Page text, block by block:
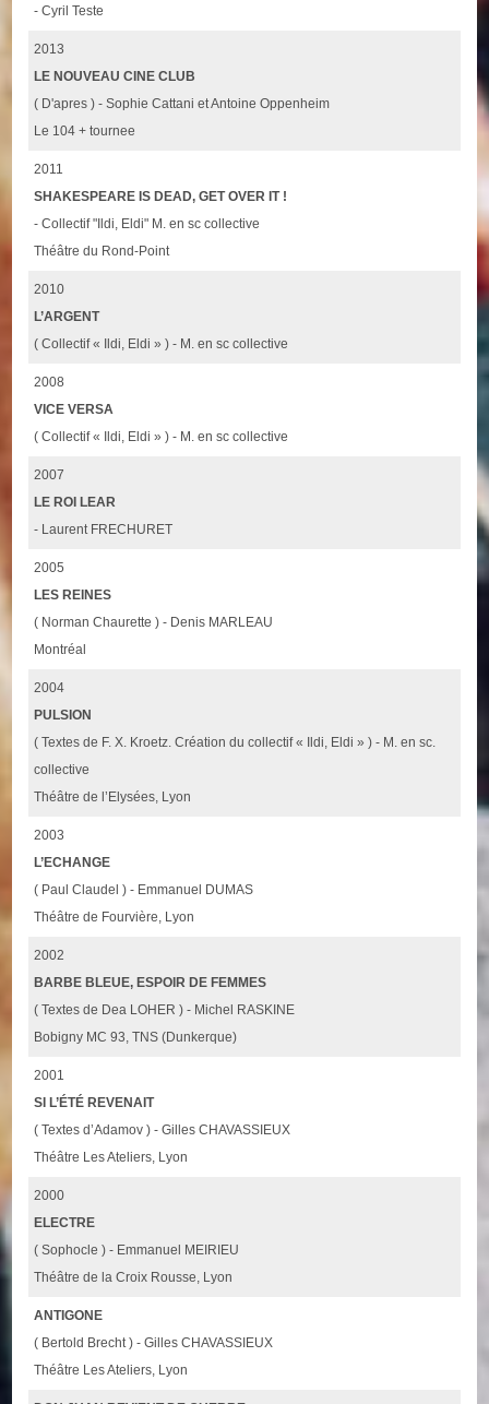
- Cyril Teste
2013
LE NOUVEAU CINE CLUB
( D'apres ) - Sophie Cattani et Antoine Oppenheim
Le 104 + tournee
2011
SHAKESPEARE IS DEAD, GET OVER IT !
- Collectif "Ildi, Eldi" M. en sc collective
Théâtre du Rond-Point
2010
L’ARGENT
( Collectif « Ildi, Eldi » ) - M. en sc collective
2008
VICE VERSA
( Collectif « Ildi, Eldi » ) - M. en sc collective
2007
LE ROI LEAR
- Laurent FRECHURET
2005
LES REINES
( Norman Chaurette ) - Denis MARLEAU
Montréal
2004
PULSION
( Textes de F. X. Kroetz. Création du collectif « Ildi, Eldi » ) - M. en sc.
collective
Théâtre de l’Elysées, Lyon
2003
L’ECHANGE
( Paul Claudel ) - Emmanuel DUMAS
Théâtre de Fourvière, Lyon
2002
BARBE BLEUE, ESPOIR DE FEMMES
( Textes de Dea LOHER ) - Michel RASKINE
Bobigny MC 93, TNS (Dunkerque)
2001
SI L’ÉTÉ REVENAIT
( Textes d’Adamov ) - Gilles CHAVASSIEUX
Théâtre Les Ateliers, Lyon
2000
ELECTRE
( Sophocle ) - Emmanuel MEIRIEU
Théâtre de la Croix Rousse, Lyon
ANTIGONE
( Bertold Brecht ) - Gilles CHAVASSIEUX
Théâtre Les Ateliers, Lyon